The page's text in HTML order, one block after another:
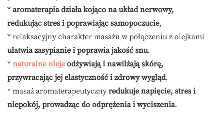
* aromaterapia działa kojąco na układ nerwowy,
redukując stres i poprawiając samopoczucie,
* relaksacyjny charakter masażu w połączeniu z olejkami
ułatwia zasypianie i poprawia jakość snu,
* naturalne oleje odżywiają i nawilżają skórę,
przywracając jej elastyczność i zdrowy wygląd,
* masaż aromaterapeutyczny redukuje napięcie, stres i
niepokój, prowadząc do odprężenia i wyciszenia.